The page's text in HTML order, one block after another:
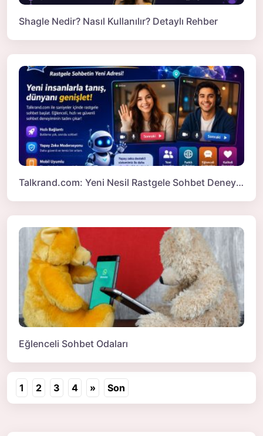
Shagle Nedir? Nasıl Kullanılır? Detaylı Rehber
Talkrand.com: Yeni Nesil Rastgele Sohbet Deneyimi (Gerçekten Farklı mı?)
Eğlenceli Sohbet Odaları
1 2 3 4 » Son